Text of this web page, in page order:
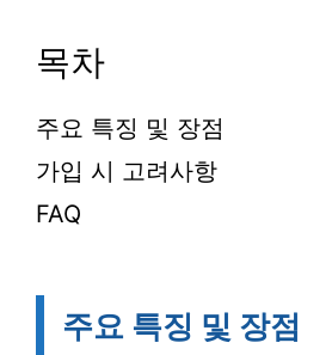
목차
주요 특징 및 장점
가입 시 고려사항
FAQ
주요 특징 및 장점